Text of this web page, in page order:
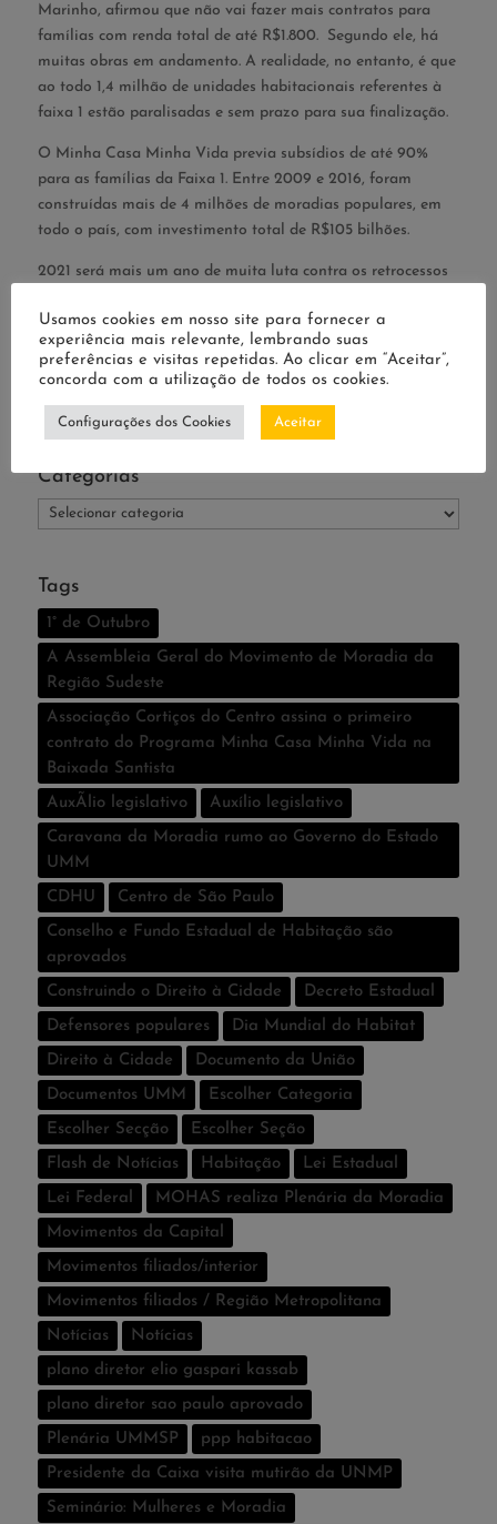
Marinho, afirmou que não vai fazer mais contratos para
famílias com renda total de até R$1.800. Segundo ele, há
muitas obras em andamento. A realidade, no entanto, é que
ao todo 1,4 milhão de unidades habitacionais referentes à
faixa 1 estão paralisadas e sem prazo para sua finalização.
O Minha Casa Minha Vida previa subsídios de até 90%
para as famílias da Faixa 1. Entre 2009 e 2016, foram
construídas mais de 4 milhões de moradias populares, em
todo o país, com investimento total de R$105 bilhões.
2021 será mais um ano de muita luta contra os retrocessos
Pesquisar
Categorias
Categorias
Tags
1° de Outubro
A Assembleia Geral do Movimento de Moradia da
Região Sudeste
Associação Cortiços do Centro assina o primeiro
contrato do Programa Minha Casa Minha Vida na
Baixada Santista
AuxÃ­lio legislativo Auxí­lio legislativo
Caravana da Moradia rumo ao Governo do Estado
UMM
CDHU Centro de São Paulo
Conselho e Fundo Estadual de Habitação são
aprovados
Construindo o Direito à Cidade Decreto Estadual
Defensores populares Dia Mundial do Habitat
Direito à Cidade Documento da União
Documentos UMM Escolher Categoria
Escolher Secção Escolher Seção
Flash de Notí­cias Habitação Lei Estadual
Lei Federal MOHAS realiza Plenária da Moradia
Movimentos da Capital
Movimentos filiados/interior
Movimentos filiados / Região Metropolitana
Notícias Notí­cias
plano diretor elio gaspari kassab
plano diretor sao paulo aprovado
Plenária UMMSP ppp habitacao
Presidente da Caixa visita mutirão da UNMP
Seminário: Mulheres e Moradia
Usamos cookies em nosso site para fornecer a
experiência mais relevante, lembrando suas
preferências e visitas repetidas. Ao clicar em “Aceitar”,
concorda com a utilização de todos os cookies.
Configurações dos Cookies Aceitar